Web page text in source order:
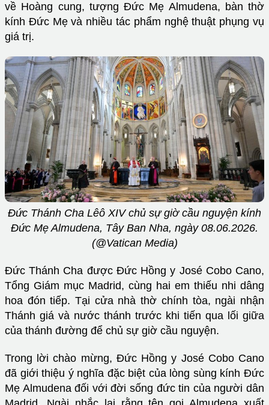
về Hoàng cung, tượng Đức Mẹ Almudena, bàn thờ
kính Đức Mẹ và nhiều tác phẩm nghệ thuật phụng vụ
giá trị.
Đức Thánh Cha Lêô XIV chủ sự giờ cầu nguyện kính
Đức Mẹ Almudena, Tây Ban Nha, ngày 08.06.2026.
(@Vatican Media)
Đức Thánh Cha được Đức Hồng y José Cobo Cano,
Tổng Giám mục Madrid, cùng hai em thiếu nhi dâng
hoa đón tiếp. Tại cửa nhà thờ chính tòa, ngài nhận
Thánh giá và nước thánh trước khi tiến qua lối giữa
của thánh đường để chủ sự giờ cầu nguyện.
Trong lời chào mừng, Đức Hồng y José Cobo Cano
đã giới thiệu ý nghĩa đặc biệt của lòng sùng kính Đức
Mẹ Almudena đối với đời sống đức tin của người dân